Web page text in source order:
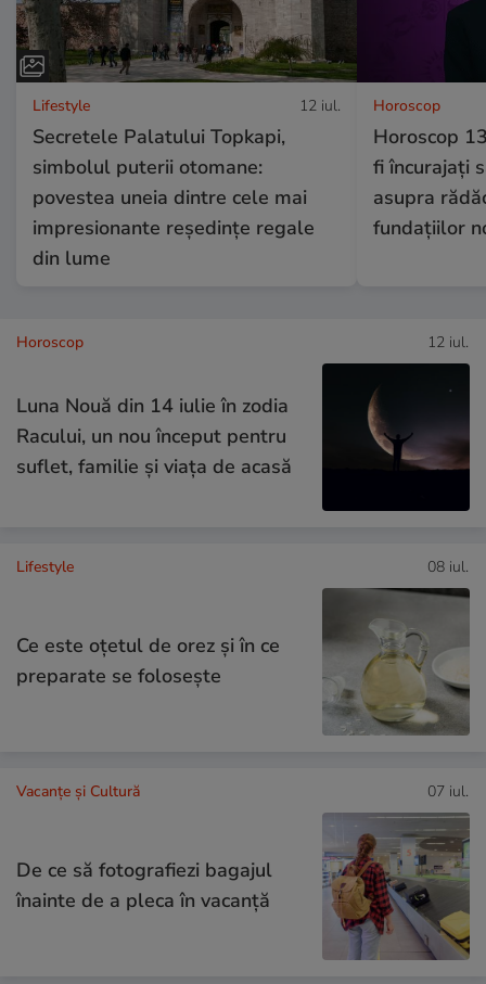
Lifestyle 12 iul.
Secretele Palatului Topkapi,
simbolul puterii otomane:
povestea uneia dintre cele mai
impresionante reședințe regale
din lume
Horoscop
Horoscop
fi încurajați
asupra
fundațiilor
Horoscop 12 iul.
Luna Nouă din 14 iulie în zodia
Racului, un nou început pentru
suflet, familie și viața de acasă
Lifestyle 08 iul.
Ce este oțetul de orez și în ce
preparate se folosește
Vacanțe și Cultură 07 iul.
De ce să fotografiezi bagajul
înainte de a pleca în vacanță